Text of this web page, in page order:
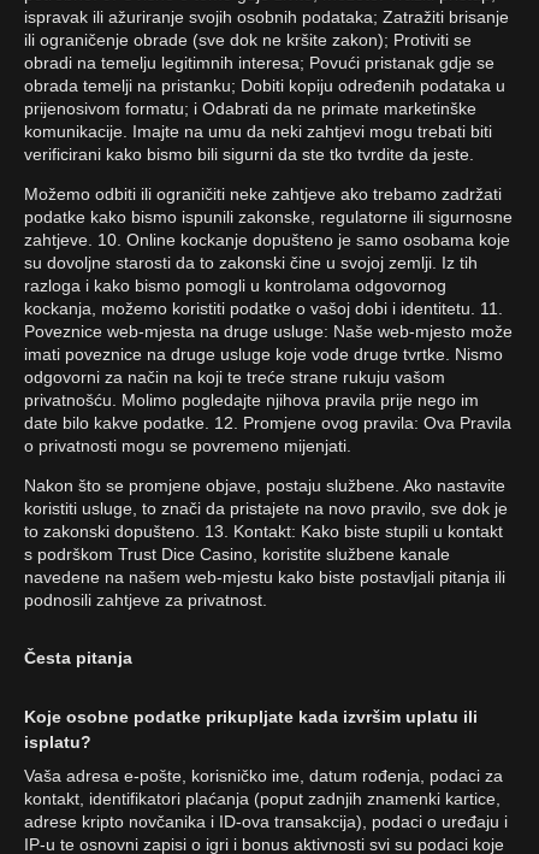
ispravak ili ažuriranje svojih osobnih podataka; Zatražiti brisanje
ili ograničenje obrade (sve dok ne kršite zakon); Protiviti se
obradi na temelju legitimnih interesa; Povući pristanak gdje se
obrada temelji na pristanku; Dobiti kopiju određenih podataka u
prijenosivom formatu; i Odabrati da ne primate marketinške
komunikacije. Imajte na umu da neki zahtjevi mogu trebati biti
verificirani kako bismo bili sigurni da ste tko tvrdite da jeste.
Možemo odbiti ili ograničiti neke zahtjeve ako trebamo zadržati
podatke kako bismo ispunili zakonske, regulatorne ili sigurnosne
zahtjeve. 10. Online kockanje dopušteno je samo osobama koje
su dovoljne starosti da to zakonski čine u svojoj zemlji. Iz tih
razloga i kako bismo pomogli u kontrolama odgovornog
kockanja, možemo koristiti podatke o vašoj dobi i identitetu. 11.
Poveznice web-mjesta na druge usluge: Naše web-mjesto može
imati poveznice na druge usluge koje vode druge tvrtke. Nismo
odgovorni za način na koji te treće strane rukuju vašom
privatnošću. Molimo pogledajte njihova pravila prije nego im
date bilo kakve podatke. 12. Promjene ovog pravila: Ova Pravila
o privatnosti mogu se povremeno mijenjati.
Nakon što se promjene objave, postaju službene. Ako nastavite
koristiti usluge, to znači da pristajete na novo pravilo, sve dok je
to zakonski dopušteno. 13. Kontakt: Kako biste stupili u kontakt
s podrškom Trust Dice Casino, koristite službene kanale
navedene na našem web-mjestu kako biste postavljali pitanja ili
podnosili zahtjeve za privatnost.
Česta pitanja
Koje osobne podatke prikupljate kada izvršim uplatu ili
isplatu?
Vaša adresa e-pošte, korisničko ime, datum rođenja, podaci za
kontakt, identifikatori plaćanja (poput zadnjih znamenki kartice,
adrese kripto novčanika i ID-ova transakcija), podaci o uređaju i
IP-u te osnovni zapisi o igri i bonus aktivnosti svi su podaci koje